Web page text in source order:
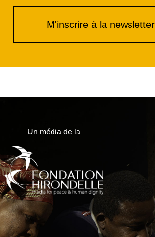
M'inscrire à la newsletter
Un média de la